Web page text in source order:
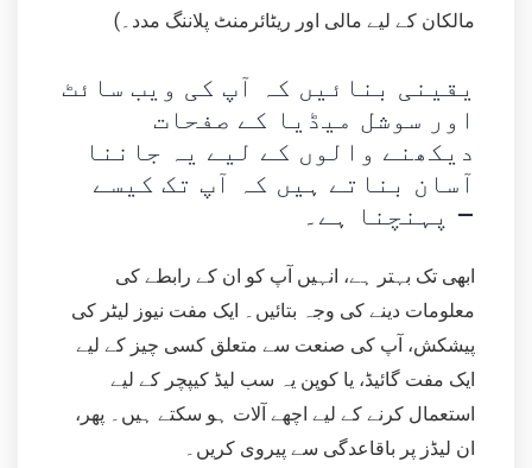
مالکان کے لیے مالی اور ریٹائرمنٹ پلاننگ مدد۔)
یقینی بنائیں کہ آپ کی ویب سائٹ
اور سوشل میڈیا کے صفحات
دیکھنے والوں کے لیے یہ جاننا
آسان بناتے ہیں کہ آپ تک کیسے
پہنچنا ہے۔ –
ابھی تک بہتر ہے، انہیں آپ کو ان کے رابطے کی
معلومات دینے کی وجہ بتائیں۔ ایک مفت نیوز لیٹر کی
پیشکش، آپ کی صنعت سے متعلق کسی چیز کے لیے
ایک مفت گائیڈ، یا کوپن یہ سب لیڈ کیپچر کے لیے
استعمال کرنے کے لیے اچھے آلات ہو سکتے ہیں۔ پھر،
ان لیڈز پر باقاعدگی سے پیروی کریں۔